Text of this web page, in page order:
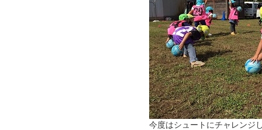
今度はシュートにチャレンジ